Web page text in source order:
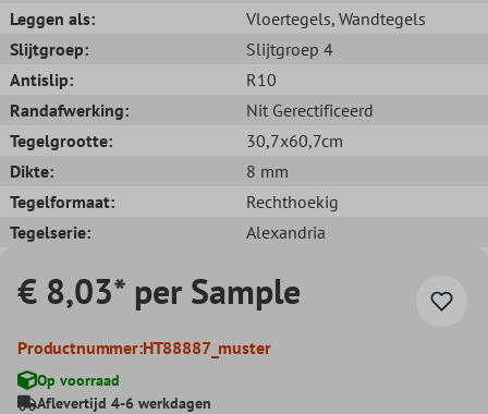
Leggen als:
Vloertegels, Wandtegels
Slijtgroep:
Slijtgroep 4
Antislip:
R10
Randafwerking:
Nit Gerectificeerd
Tegelgrootte:
30,7x60,7cm
Dikte:
8 mm
Tegelformaat:
Rechthoekig
Tegelserie:
Alexandria
€ 8,03* per Sample
Productnummer:HT88887_muster
Op voorraad
Aflevertijd 4-6 werkdagen